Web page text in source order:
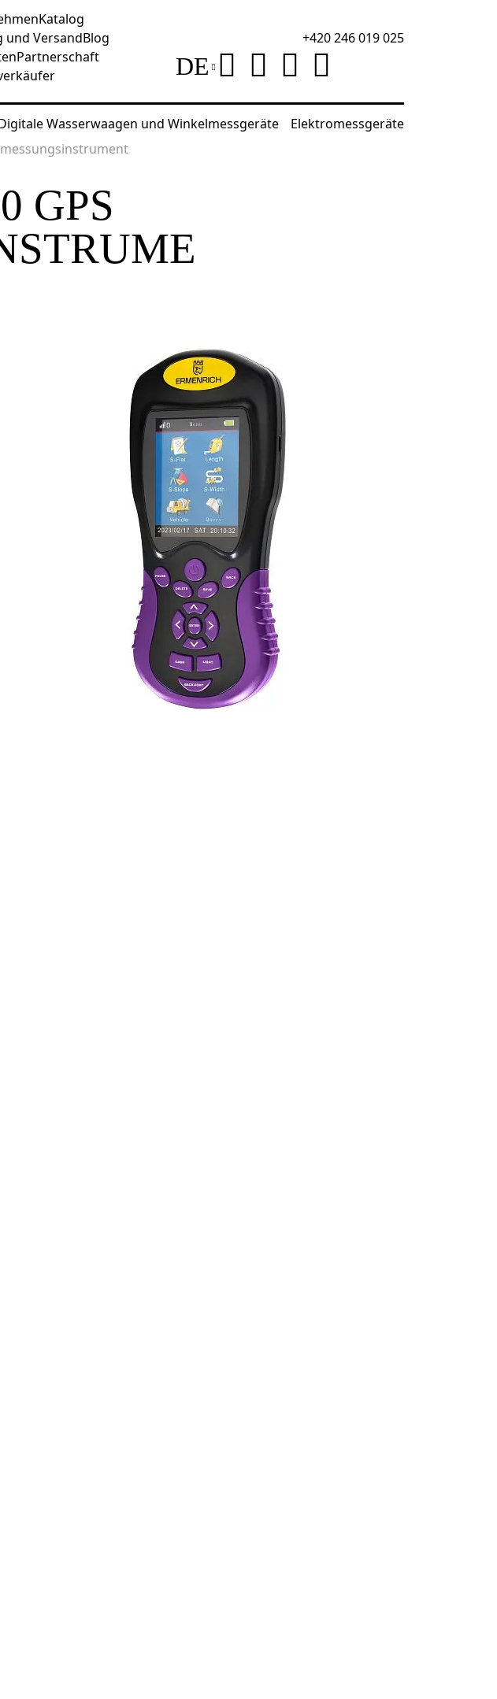
Katalog
und VersandBlog
Partnerschaft
+420 246 019 025
DE
Wasserwaagen und Winkelmessgeräte
Elektromessgeräte
GPS